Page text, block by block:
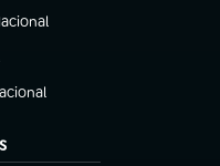
nova aba)